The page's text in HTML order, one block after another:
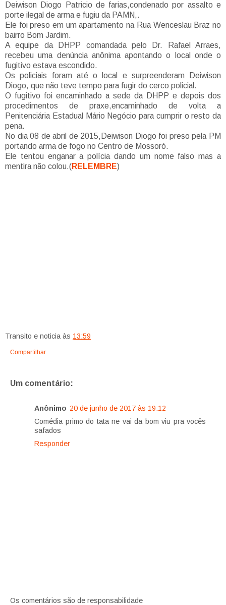
Deiwison Diogo Patricio de farias,condenado por assalto e
porte ilegal de arma e fugiu da PAMN,.
Ele foi preso em um apartamento na Rua Wenceslau Braz no
bairro Bom Jardim.
A equipe da DHPP comandada pelo Dr. Rafael Arraes,
recebeu uma denúncia anônima apontando o local onde o
fugitivo estava escondido.
Os policiais foram até o local e surpreenderam Deiwison
Diogo, que não teve tempo para fugir do cerco policial.
O fugitivo foi encaminhado a sede da DHPP e depois dos
procedimentos de praxe,encaminhado de volta a
Penitenciária Estadual Mário Negócio para cumprir o resto da
pena.
No dia 08 de abril de 2015,Deiwison Diogo foi preso pela PM
portando arma de fogo no Centro de Mossoró.
Ele tentou enganar a polícia dando um nome falso mas a
mentira não colou.(RELEMBRE)
Transito e noticia às 13:59
Compartilhar
Um comentário:
Anônimo 20 de junho de 2017 às 19:12
Comédia primo do tata ne vai da bom viu pra vocês
safados
Responder
Os comentários são de responsabilidade